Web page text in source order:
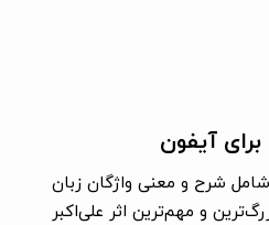
آیفون
شرح و معنی واژگان زبان
و مهم‌ترین اثر علی‌اکبر